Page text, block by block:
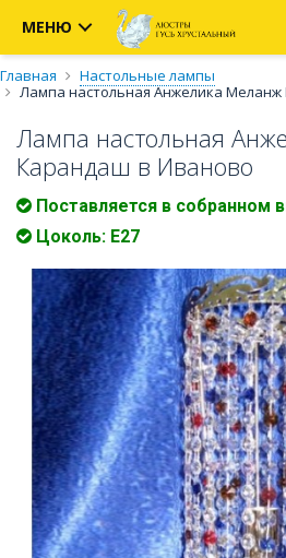
МЕНЮ
Главная
Настольные лампы
Лампа настольная Анжелика
Лампа настольная
Карандаш в Иваново
Поставляется в собранном
Цоколь: E27